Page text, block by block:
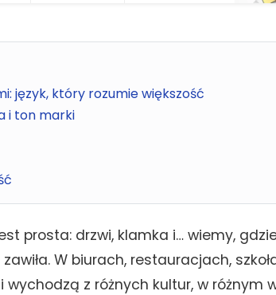
język, który rozumie większość
i ton marki
prosta: drzwi, klamka i… wiemy,
W biurach, restauracjach,
z różnych kultur, w różnym